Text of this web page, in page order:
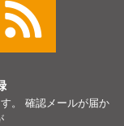
。 確認メールが届か